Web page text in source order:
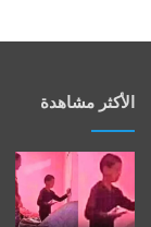
الأكثر مشاهدة